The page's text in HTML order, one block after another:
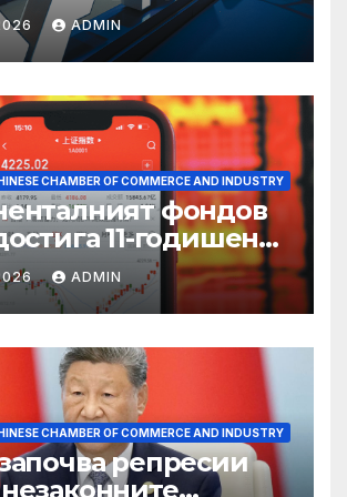
618
ADMIN
CHAMBER OF COMMERCE AND INDUSTRY
фондов
11-годишен
ADMIN
CHAMBER OF COMMERCE AND INDUSTRY
репресии